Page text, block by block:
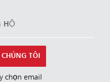
HỘ
TÔI
chọn email